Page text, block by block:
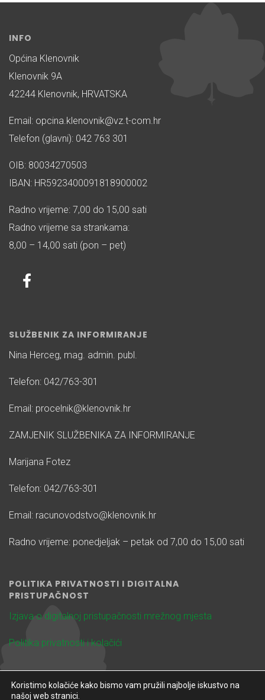
INFO
Općina Klenovnik
Klenovnik 9A
42244 Klenovnik, HRVATSKA
Email: opcina.klenovnik@vz.t-com.hr
Telefon (glavni): 042 763 301
OIB: 80034270503
IBAN: HR5923400091818900002
Radno vrijeme: 7,00 do 15,00 sati
Radno vrijeme sa strankama:
8,00 – 14,00 sati (pon – pet)
SLUŽBENIK ZA INFORMIRANJE
Nina Herceg, mag. admin. publ.
Telefon: 042/763-301
Email: procelnik@klenovnik.hr
ZAMJENIK SLUŽBENIKA ZA INFORMIRANJE
Marijana Fotez
Telefon: 042/763-301
Email: racunovodstvo@klenovnik.hr
Radno vrijeme: ponedjeljak – petak od 7,00 do 15,00 sati
POLITIKA PRIVATNOSTI I DIGITALNA
PRISTUPAČNOST
Izjava o digitalnoj pristupačnosti mrežnog mjesta
Politika privatnosti i kolačići
Koristimo kolačiće kako bismo vam pružili najbolje iskustvo na
našoj web stranici.